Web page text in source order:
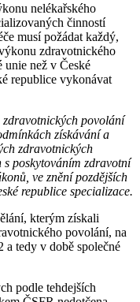
nelékařského
činností
musí požádat každý,
zdravotnického
unie než v České
republice vykonávat
zdravotnických povolání
získávání a
zdravotnických
poskytováním zdravotní
ve znění pozdějších
republice specializace.
kterým získali
povolání, na
a tedy v době společné
podle tehdejších